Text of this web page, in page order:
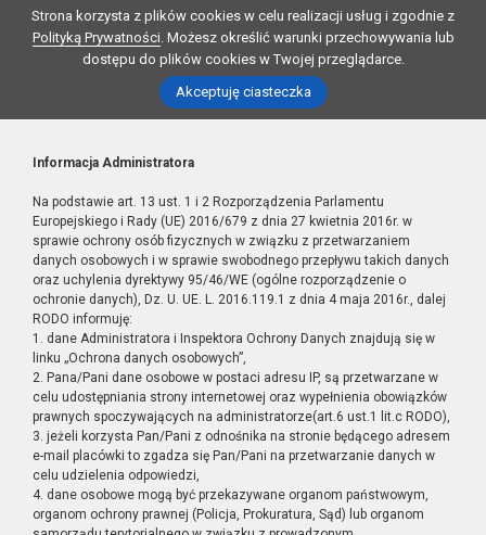
Strona korzysta z plików cookies w celu realizacji usług i zgodnie z
Polityką Prywatności. Możesz określić warunki przechowywania lub
dostępu do plików cookies w Twojej przeglądarce.
Akceptuję ciasteczka
Informacja Administratora
Na podstawie art. 13 ust. 1 i 2 Rozporządzenia Parlamentu
Europejskiego i Rady (UE) 2016/679 z dnia 27 kwietnia 2016r. w
sprawie ochrony osób fizycznych w związku z przetwarzaniem
danych osobowych i w sprawie swobodnego przepływu takich danych
oraz uchylenia dyrektywy 95/46/WE (ogólne rozporządzenie o
ochronie danych), Dz. U. UE. L. 2016.119.1 z dnia 4 maja 2016r., dalej
RODO informuję:
1. dane Administratora i Inspektora Ochrony Danych znajdują się w
linku „Ochrona danych osobowych”,
2. Pana/Pani dane osobowe w postaci adresu IP, są przetwarzane w
celu udostępniania strony internetowej oraz wypełnienia obowiązków
prawnych spoczywających na administratorze(art.6 ust.1 lit.c RODO),
3. jeżeli korzysta Pan/Pani z odnośnika na stronie będącego adresem
e-mail placówki to zgadza się Pan/Pani na przetwarzanie danych w
celu udzielenia odpowiedzi,
4. dane osobowe mogą być przekazywane organom państwowym,
organom ochrony prawnej (Policja, Prokuratura, Sąd) lub organom